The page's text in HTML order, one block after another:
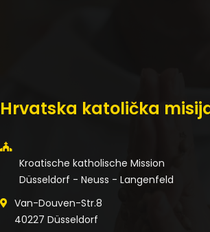
Hrvatska katolička
Kroatische katholische Mission
Düsseldorf - Neuss - Langenfeld
Van-Douven-Str.8
40227 Düsseldorf